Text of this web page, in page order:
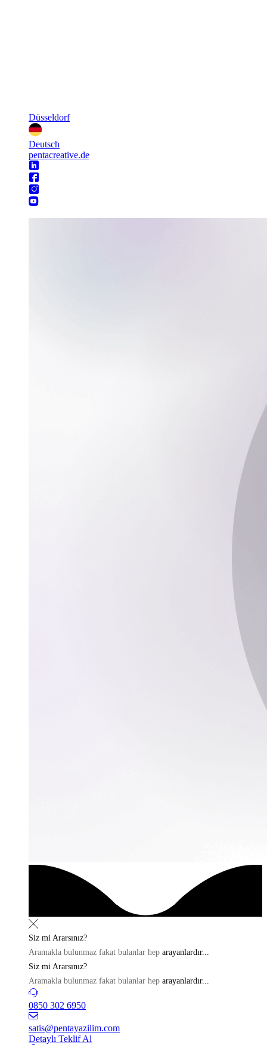
Düsseldorf
Deutsch
pentacreative.de
Siz mi Ararsınız?
Aramakla bulunmaz fakat bulanlar hep arayanlardır...
Siz mi Ararsınız?
Aramakla bulunmaz fakat bulanlar hep arayanlardır...
0850 302 6950
satis@pentayazilim.com
Detaylı Teklif Al